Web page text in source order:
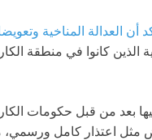
أن العدالة المناخية
كانوا في منطقة
مثل اعتذار كامل ورسمي،